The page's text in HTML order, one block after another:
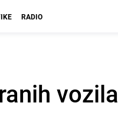
RADIO
vozila